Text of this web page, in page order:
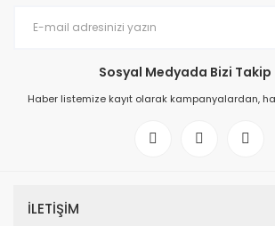
Sosyal Medyada Bizi Takip
Haber listemize kayıt olarak kampanyalardan,
İLETİŞİM